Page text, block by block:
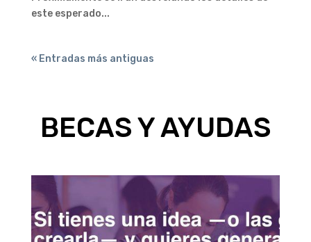
este esperado...
« Entradas más antiguas
BECAS Y AYUDAS